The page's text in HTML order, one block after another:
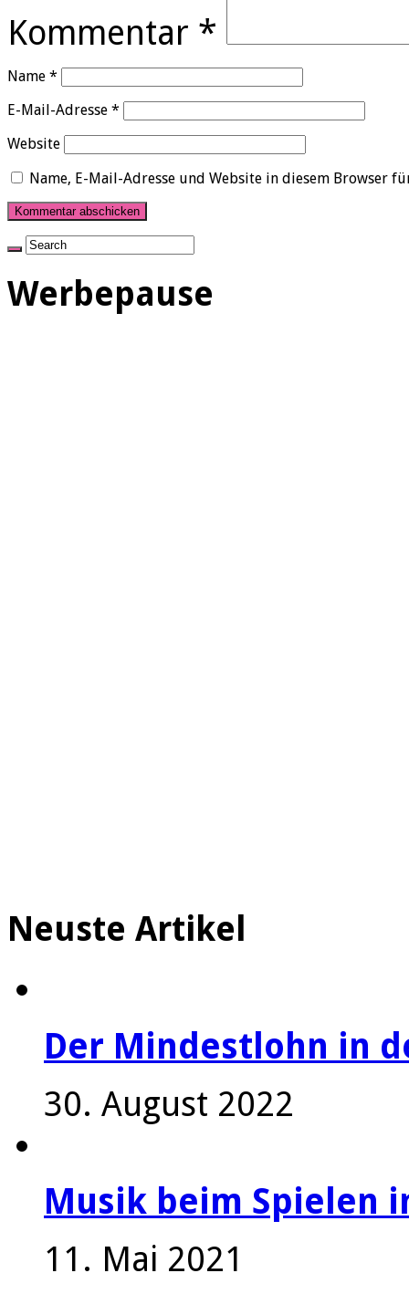
Kommentar *
Name *
E-Mail-Adresse *
Website
Name, E-Mail-Adresse und Website in diesem Browser
Werbepause
Neuste Artikel
Der Mindestlohn in
30. August 2022
Musik beim Spielen
11. Mai 2021